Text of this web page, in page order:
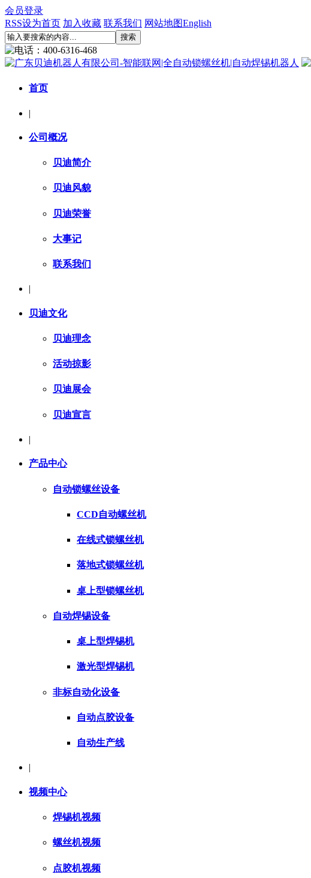
会员登录
RSS设为首页 加入收藏 联系我们 网站地图English
首页
|
公司概况
贝迪简介
贝迪风貌
贝迪荣誉
大事记
联系我们
|
贝迪文化
贝迪理念
活动掠影
贝迪展会
贝迪宣言
|
产品中心
自动锁螺丝设备
CCD自动螺丝机
在线式锁螺丝机
落地式锁螺丝机
桌上型锁螺丝机
自动焊锡设备
桌上型焊锡机
激光型焊锡机
非标自动化设备
自动点胶设备
自动生产线
|
视频中心
焊锡机视频
螺丝机视频
点胶机视频